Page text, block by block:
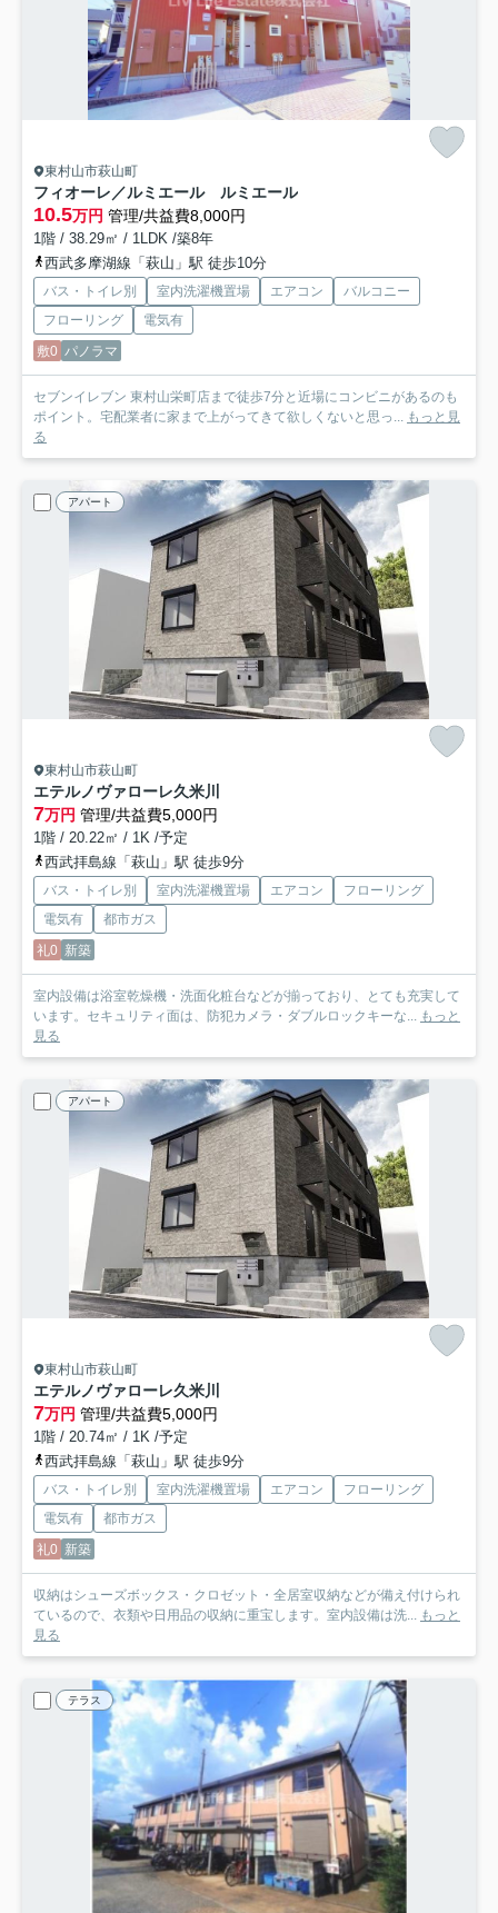
東村山市萩山町
フィオーレ／ルミエール ルミエール
10.5万円 管理/共益費8,000円
1階 / 38.29㎡ / 1LDK /築8年
西武多摩湖線「萩山」駅 徒歩10分
バス・トイレ別 室内洗濯機置場 エアコン
バルコニー
フローリング
電気有
敷0 パノラマ
セブンイレブン 東村山栄町店まで徒歩7分と近場にコンビニがあるのも
ポイント。宅配業者に家まで上がってきて欲しくないと思っ...
もっと見
る
アパート
東村山市萩山町
エテルノヴァローレ久米川
7万円 管理/共益費5,000円
1階 / 20.22㎡ / 1K /予定
西武拝島線「萩山」駅 徒歩9分
バス・トイレ別 室内洗濯機置場 エアコン
フローリング
電気有
都市ガス
礼0 新築
室内設備は浴室乾燥機・洗面化粧台などが揃っており、とても充実して
います。セキュリティ面は、防犯カメラ・ダブルロックキーな...
もっと
見る
アパート
東村山市萩山町
エテルノヴァローレ久米川
7万円 管理/共益費5,000円
1階 / 20.74㎡ / 1K /予定
西武拝島線「萩山」駅 徒歩9分
バス・トイレ別 室内洗濯機置場 エアコン
フローリング
電気有
都市ガス
礼0 新築
収納はシューズボックス・クロゼット・全居室収納などが備え付けられ
ているので、衣類や日用品の収納に重宝します。室内設備は洗...
もっと
見る
テラス